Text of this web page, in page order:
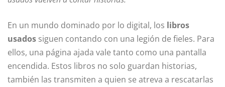
En un mundo dominado por lo digital, los libros
usados siguen contando con una legión de fieles. Para
ellos, una página ajada vale tanto como una pantalla
encendida. Estos libros no solo guardan historias,
también las transmiten a quien se atreva a rescatarlas